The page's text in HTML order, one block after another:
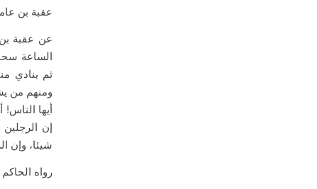
عقبة بن
عن عقبة
الساعة
ثم ينادي
ومنهم من
أيها
إن
شيئا، وإن
رواه